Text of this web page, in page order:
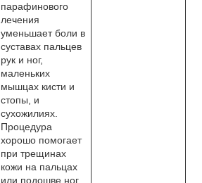
парафинового
лечения
уменьшает боли в
суставах пальцев
рук и ног,
маленьких
мышцах кисти и
стопы, и
сухожилиях.
Процедура
хорошо помогает
при трещинах
кожи на пальцах
или подошве ног,